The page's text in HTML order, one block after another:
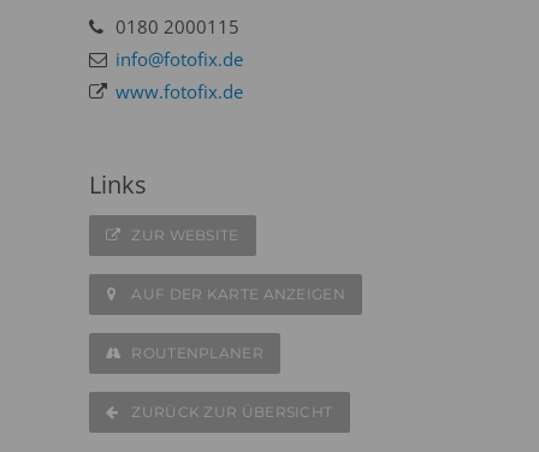
0180 2000115
info@fotofix.de
www.fotofix.de
Links
ZUR WEBSITE
AUF DER KARTE ANZEIGEN
ROUTENPLANER
ZURÜCK ZUR ÜBERSICHT